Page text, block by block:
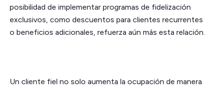
posibilidad de implementar programas de fidelización
exclusivos, como descuentos para clientes recurrentes
o beneficios adicionales, refuerza aún más esta relación.
Un cliente fiel no solo aumenta la ocupación de manera